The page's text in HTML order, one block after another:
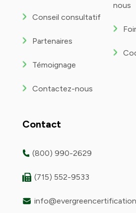
Conseil consultatif
Partenaires
Témoignage
Contactez-nous
nous
Contact
(800) 990-2629
(715) 552-9533